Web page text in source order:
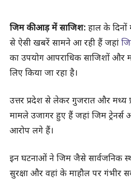
जिम की आड़ में साजिश: हाल के दिनों
से ऐसी खबरें सामने आ रही हैं जहां
का उपयोग आपराधिक साजिशों
लिए किया जा रहा है।
उत्तर प्रदेश से लेकर गुजरात और
मामले उजागर हुए हैं जहां जिम
आरोप लगे हैं।
इन घटनाओं ने जिम जैसे सार्वजनिक
सुरक्षा और वहां के माहौल पर गंभीर